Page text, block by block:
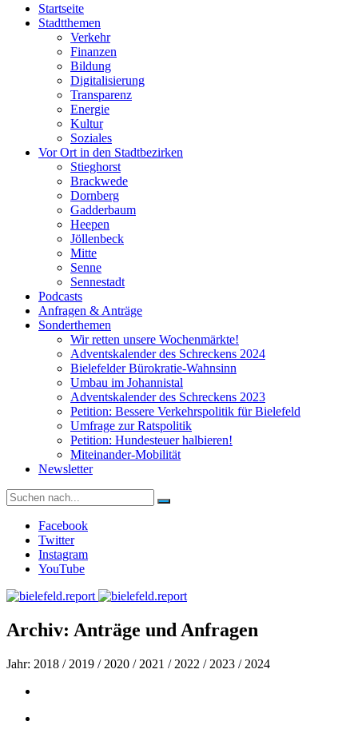
Startseite
Stadtthemen
Verkehr
Finanzen
Bildung
Digitalisierung
Transparenz
Energie
Kultur
Soziales
Vor Ort in den Stadtbezirken
Stieghorst
Brackwede
Dornberg
Gadderbaum
Heepen
Jöllenbeck
Mitte
Senne
Sennestadt
Podcasts
Anfragen & Anträge
Sonderthemen
Wir retten unsere Wochenmärkte!
Adventskalender des Schreckens 2024
Bielefelder Bürokratie-Wahnsinn
Umbau im Johannistal
Adventskalender des Schreckens 2023
Petition: Bessere Verkehrspolitik für Bielefeld​​
Umfrage zur Ratspolitik
Petition: Hundesteuer halbieren!
Miteinander-Mobilität
Newsletter
Suche
nach:
Facebook
Twitter
Instagram
YouTube
Archiv: Anträge und Anfragen
Jahr: 2018 / 2019 / 2020 / 2021 / 2022 / 2023 / 2024